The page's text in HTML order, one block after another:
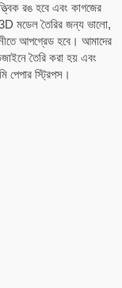
রঙ হবে এবং কাগজের
3D মডেল তৈরির জন্য ভালো,
আপগ্রেড হবে। আমাদের
তৈরি করা হয় এবং
পেপার স্ট্রিপস।